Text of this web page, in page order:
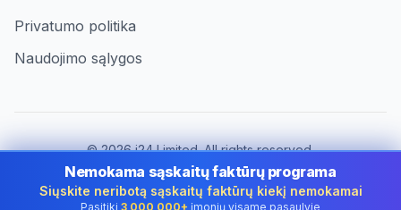
Privatumo politika
Naudojimo sąlygos
©2026i24 Limited. All rights reserved.
Įmonėms Lithuania
Keisti šalį:
Lithuania
Nemokama sąskaitų faktūrų programa
Siųskite neribotą sąskaitų faktūrų kiekį nemokamai
Pasitiki 3 000 000+ įmonių visame pasaulyje